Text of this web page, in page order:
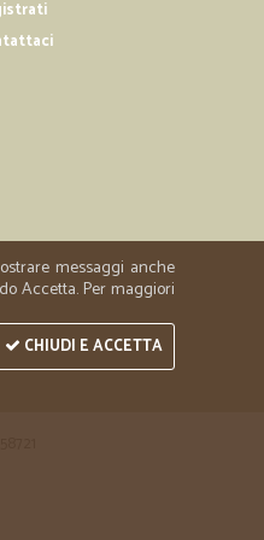
e ortofrutta come biscotti o
ben imballata e ottimi prezzi!!
prodotti freschi
consegna, imballaggio perfetto,
recensioni negative
messaggi anche
Accetta. Per maggiori
CHIUDI E ACCETTA